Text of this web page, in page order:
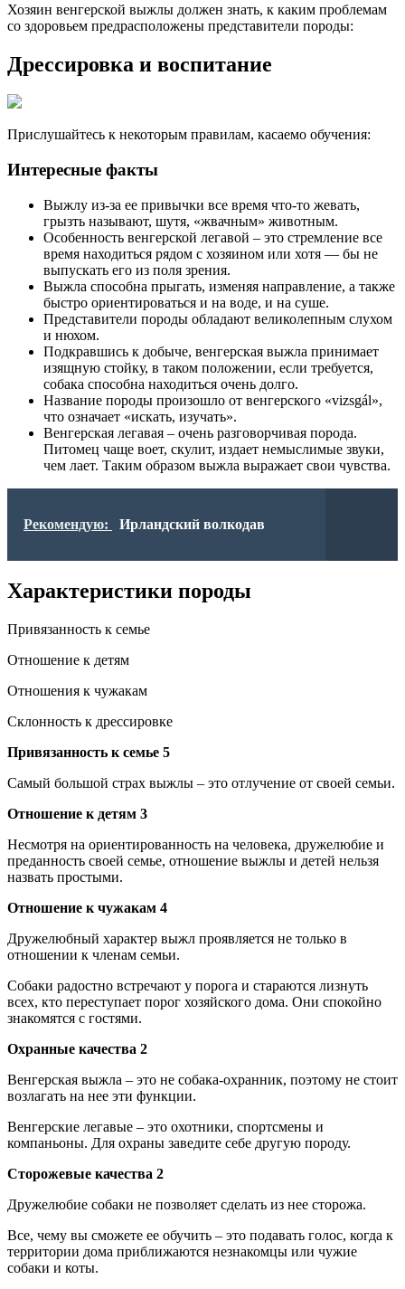
Хозяин венгерской выжлы должен знать, к каким проблемам
со здоровьем предрасположены представители породы:
Дрессировка и воспитание
Прислушайтесь к некоторым правилам, касаемо обучения:
Интересные факты
Выжлу из-за ее привычки все время что-то жевать,
грызть называют, шутя, «жвачным» животным.
Особенность венгерской легавой – это стремление все
время находиться рядом с хозяином или хотя — бы не
выпускать его из поля зрения.
Выжла способна прыгать, изменяя направление, а также
быстро ориентироваться и на воде, и на суше.
Представители породы обладают великолепным слухом
и нюхом.
Подкравшись к добыче, венгерская выжла принимает
изящную стойку, в таком положении, если требуется,
собака способна находиться очень долго.
Название породы произошло от венгерского «vizsgál»,
что означает «искать, изучать».
Венгерская легавая – очень разговорчивая порода.
Питомец чаще воет, скулит, издает немыслимые звуки,
чем лает. Таким образом выжла выражает свои чувства.
Рекомендую: Ирландский волкодав
Характеристики породы
Привязанность к семье
Отношение к детям
Отношения к чужакам
Склонность к дрессировке
Привязанность к семье 5
Самый большой страх выжлы – это отлучение от своей семьи.
Отношение к детям 3
Несмотря на ориентированность на человека, дружелюбие и
преданность своей семье, отношение выжлы и детей нельзя
назвать простыми.
Отношение к чужакам 4
Дружелюбный характер выжл проявляется не только в
отношении к членам семьи.
Собаки радостно встречают у порога и стараются лизнуть
всех, кто переступает порог хозяйского дома. Они спокойно
знакомятся с гостями.
Охранные качества 2
Венгерская выжла – это не собака-охранник, поэтому не стоит
возлагать на нее эти функции.
Венгерские легавые – это охотники, спортсмены и
компаньоны. Для охраны заведите себе другую породу.
Сторожевые качества 2
Дружелюбие собаки не позволяет сделать из нее сторожа.
Все, чему вы сможете ее обучить – это подавать голос, когда к
территории дома приближаются незнакомцы или чужие
собаки и коты.